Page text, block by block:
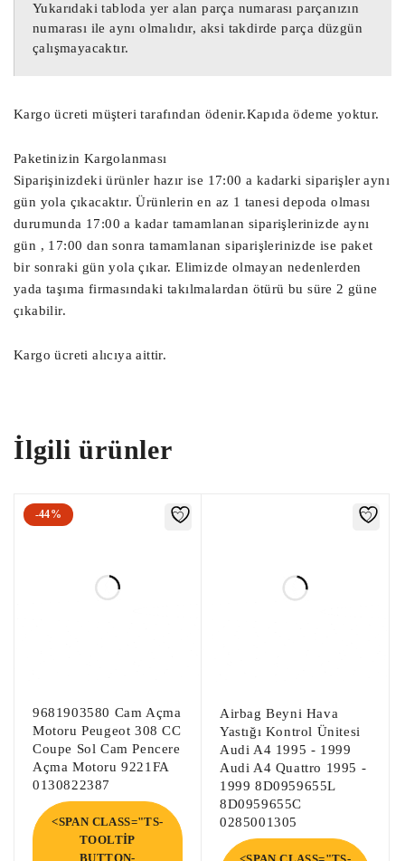
0281011634 Peugeot 307 Motor Enjeksiyon
Beyni
Beyni
9660324180 Peugeot Motor Beyni
9660324180 Peugeot 307 Motor Beyni
9660324180 Pejo Motor Beyni
9660324180 Pejo 307 Motor Beyni
9660324180 Peugeot Motor Enjeksiyon
Beyni
9660324180 Peugeot 307 Motor Enjeksiyon
9660324180 Pejo Motor Enjeksiyon Beyni
0281011634 Motor Beyni 9660324180
0281011634 Peugeot Motor Beyni
0281011634 Peugeot 307 Motor Beyni
0281011634 Pejo 307 Motor Beyni
0281011634 Pejo Motor Enjeksiyon Beyni
9653958980
0281011634 Pejo 307 Motor Enjeksiyon
Beyni EDC16C34
0281011634 / 9660324180 / 9653958980 /
Yukarıdaki tabloda yer alan parça numarası parçanızın
numarası ile aynı olmalıdır, aksi takdirde parça düzgün
çalışmayacaktır.
Kargo ücreti müşteri tarafından ödenir.Kapıda ödeme yoktur.
Paketinizin Kargolanması
Siparişinizdeki ürünler hazır ise 17:00 a kadarki siparişler aynı
gün yola çıkacaktır. Ürünlerin en az 1 tanesi depoda olması
durumunda 17:00 a kadar tamamlanan siparişlerinizde aynı
gün , 17:00 dan sonra tamamlanan siparişlerinizde ise paket
bir sonraki gün yola çıkar. Elimizde olmayan nedenlerden
yada taşıma firmasındaki takılmalardan ötürü bu süre 2 güne
çıkabilir.
Kargo ücreti alıcıya aittir.
İlgili ürünler
-44%
9681903580 Cam Açma
Motoru Peugeot 308 CC
Coupe Sol Cam Pencere
Açma Motoru 9221FA
0130822387
<SPAN CLASS="TS-
TOOLTIP
BUTTON-
Airbag Beyni Hava
Yastığı Kontrol Ünitesi
Audi A4 1995 - 1999
Audi A4 Quattro 1995 -
1999 8D0959655L
8D0959655C
0285001305